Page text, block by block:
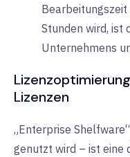
Bearbeitungszeit
Stunden wird, ist
Unternehmens
Lizenzen
„Enterprise
genutzt wird – ist eine